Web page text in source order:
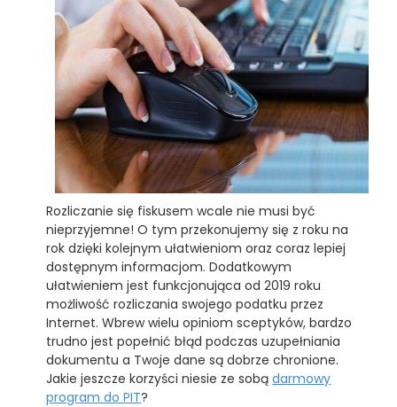
Rozliczanie się fiskusem wcale nie musi być
nieprzyjemne! O tym przekonujemy się z roku na
rok dzięki kolejnym ułatwieniom oraz coraz lepiej
dostępnym informacjom. Dodatkowym
ułatwieniem jest funkcjonująca od 2019 roku
możliwość rozliczania swojego podatku przez
Internet. Wbrew wielu opiniom sceptyków, bardzo
trudno jest popełnić błąd podczas uzupełniania
dokumentu a Twoje dane są dobrze chronione.
Jakie jeszcze korzyści niesie ze sobądarmowy
program do PIT?